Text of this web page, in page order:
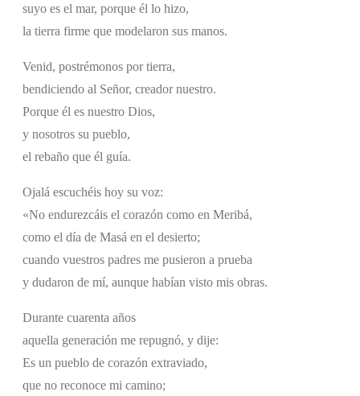
suyo es el mar, porque él lo hizo,
la tierra firme que modelaron sus manos.
Venid, postrémonos por tierra,
bendiciendo al Señor, creador nuestro.
Porque él es nuestro Dios,
y nosotros su pueblo,
el rebaño que él guía.
Ojalá escuchéis hoy su voz:
«No endurezcáis el corazón como en Meribá,
como el día de Masá en el desierto;
cuando vuestros padres me pusieron a prueba
y dudaron de mí, aunque habían visto mis obras.
Durante cuarenta años
aquella generación me repugnó, y dije:
Es un pueblo de corazón extraviado,
que no reconoce mi camino;